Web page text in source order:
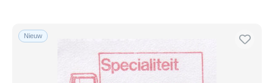
Nieuw